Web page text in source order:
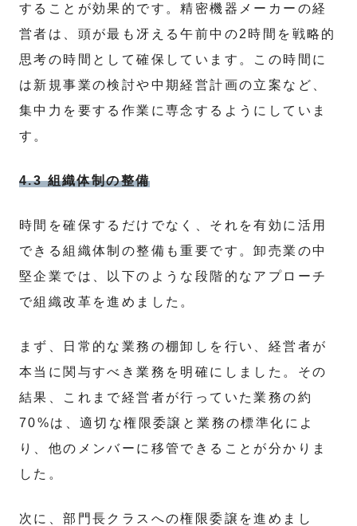
することが効果的です。精密機器メーカーの経
営者は、頭が最も冴える午前中の2時間を戦略的
思考の時間として確保しています。この時間に
は新規事業の検討や中期経営計画の立案など、
集中力を要する作業に専念するようにしていま
す。
4.3 組織体制の整備
時間を確保するだけでなく、それを有効に活用
できる組織体制の整備も重要です。卸売業の中
堅企業では、以下のような段階的なアプローチ
で組織改革を進めました。
まず、日常的な業務の棚卸しを行い、経営者が
本当に関与すべき業務を明確にしました。その
結果、これまで経営者が行っていた業務の約
70%は、適切な権限委譲と業務の標準化によ
り、他のメンバーに移管できることが分かりま
した。
次に、部門長クラスへの権限委譲を進めまし